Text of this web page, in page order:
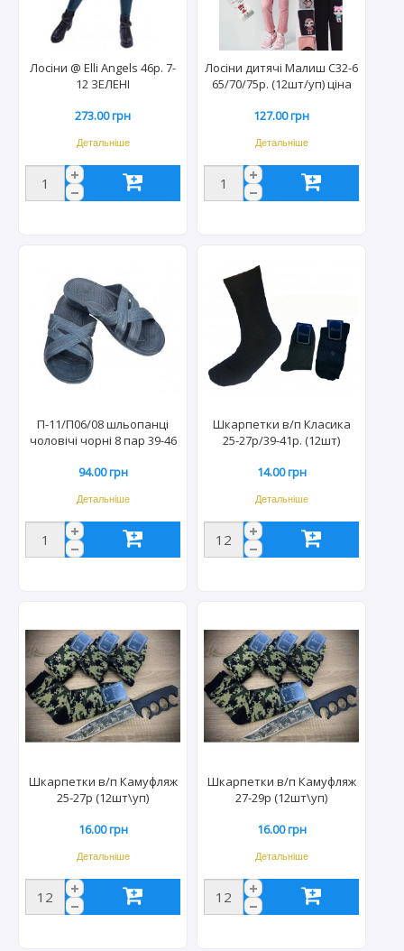
Лосіни @ Elli Angels 46р. 7-
12 ЗЕЛЕНІ
273.00 грн
Детальніше
Лосіни дитячі Малиш С32-6
65/70/75р. (12шт/уп) ціна
127.00 грн
Детальніше
П-11/П06/08 шльопанці
чоловічі чорні 8 пар 39-46
94.00 грн
Детальніше
Шкарпетки в/п Класика
25-27р/39-41р. (12шт)
14.00 грн
Детальніше
Шкарпетки в/п Камуфляж
25-27р (12шт\уп)
16.00 грн
Детальніше
Шкарпетки в/п Камуфляж
27-29р (12шт\уп)
16.00 грн
Детальніше